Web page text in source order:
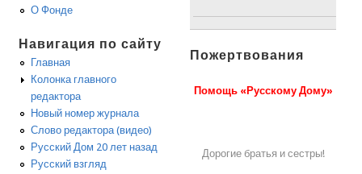
О Фонде
Навигация по сайту
Главная
Колонка главного
редактора
Новый номер журнала
Слово редактора (видео)
Русский Дом 20 лет назад
Русский взгляд
Пожертвования
Помощь «Русскому Дому»
Дорогие братья и сестры!